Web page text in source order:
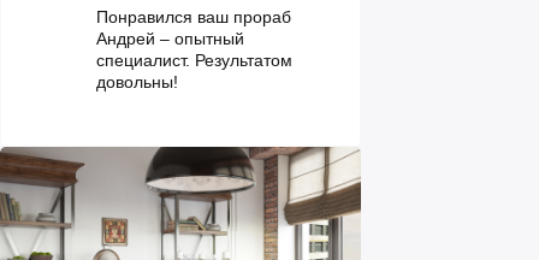
Понравился ваш прораб
Андрей – опытный
специалист. Результатом
довольны!